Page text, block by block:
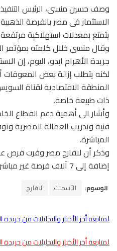
وصف حسين منسى، الرئيس
الاستثمار فى مصر بالفرصة
يتمتع بمعدلات استهلاكية مرتفعة
وقال منسى خلال كلمته بمؤتمر
جريدة الأهرام ابدو، اليوم، إن
لكنه يتطلب إزالة بعض
المنطقة الاقتصادية لقناة
ذات طبيعة خاصة.
وأشار الى أهمية دعم القطاع
فنية وتدريب العمالة المصرية
المباشرة.
إضافة إلى 7 آلاف فرصة غير مباشرة.
الوسوم: الأسمنت لافارج
لمتابعة أخر الأخبار والتحليلات من
لمتابعة أخر الأخبار والتحليلات من